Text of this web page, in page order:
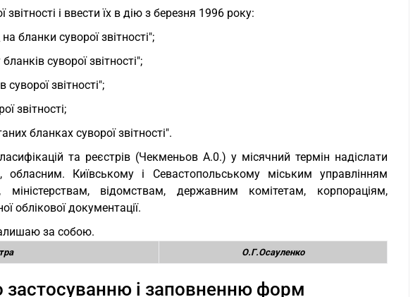
і ввести їх в дію з березня 1996 року:
бланки суворої звітності";
суворої звітності";
звітності";
звітності;
бланках суворої звітності".
та реєстрів (Чекменьов А.0.) у місячний термін надіслати
Київському і Севастопольському міським управлінням
міністерствам, відомствам, державним комітетам, корпораціям,
облікової документації.
за собою.
О.Г.Осауленко
застосуванню і заповненню форм